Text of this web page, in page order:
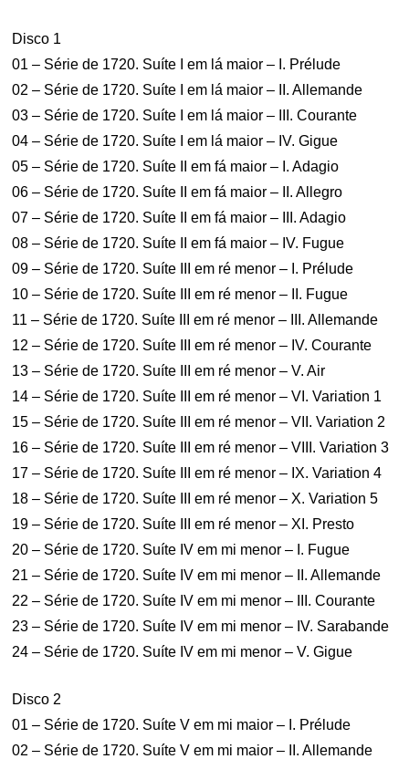
Disco 1
01 – Série de 1720. Suíte I em lá maior – I. Prélude
02 – Série de 1720. Suíte I em lá maior – II. Allemande
03 – Série de 1720. Suíte I em lá maior – III. Courante
04 – Série de 1720. Suíte I em lá maior – IV. Gigue
05 – Série de 1720. Suíte II em fá maior – I. Adagio
06 – Série de 1720. Suíte II em fá maior – II. Allegro
07 – Série de 1720. Suíte II em fá maior – III. Adagio
08 – Série de 1720. Suíte II em fá maior – IV. Fugue
09 – Série de 1720. Suíte III em ré menor – I. Prélude
10 – Série de 1720. Suíte III em ré menor – II. Fugue
11 – Série de 1720. Suíte III em ré menor – III. Allemande
12 – Série de 1720. Suíte III em ré menor – IV. Courante
13 – Série de 1720. Suíte III em ré menor – V. Air
14 – Série de 1720. Suíte III em ré menor – VI. Variation 1
15 – Série de 1720. Suíte III em ré menor – VII. Variation 2
16 – Série de 1720. Suíte III em ré menor – VIII. Variation 3
17 – Série de 1720. Suíte III em ré menor – IX. Variation 4
18 – Série de 1720. Suíte III em ré menor – X. Variation 5
19 – Série de 1720. Suíte III em ré menor – XI. Presto
20 – Série de 1720. Suíte IV em mi menor – I. Fugue
21 – Série de 1720. Suíte IV em mi menor – II. Allemande
22 – Série de 1720. Suíte IV em mi menor – III. Courante
23 – Série de 1720. Suíte IV em mi menor – IV. Sarabande
24 – Série de 1720. Suíte IV em mi menor – V. Gigue
Disco 2
01 – Série de 1720. Suíte V em mi maior – I. Prélude
02 – Série de 1720. Suíte V em mi maior – II. Allemande